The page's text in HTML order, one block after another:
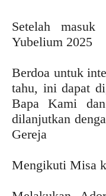
Setelah
Yubelium 2025
Berdoa untuk
tahu, ini dapat
Bapa Kami
dilanjutkan
Gereja
Mengikuti Misa